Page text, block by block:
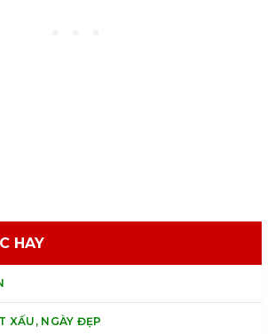
HAY
XẤU, NGÀY ĐẸP